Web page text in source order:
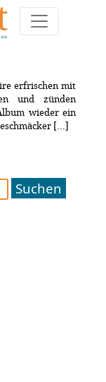
erfrischen mit
und zünden
wieder ein
[...]